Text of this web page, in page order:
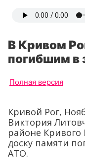
В Кривом
погибшим в
Полная версия
Кривой Рог,
Виктория
районе Кривого
доску памяти
АТО.